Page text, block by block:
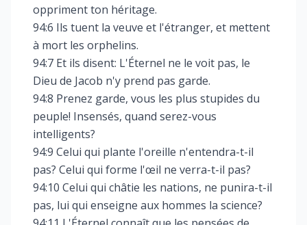
oppriment ton héritage.
94:6 Ils tuent la veuve et l'étranger, et mettent
à mort les orphelins.
94:7 Et ils disent: L'Éternel ne le voit pas, le
Dieu de Jacob n'y prend pas garde.
94:8 Prenez garde, vous les plus stupides du
peuple! Insensés, quand serez-vous
intelligents?
94:9 Celui qui plante l'oreille n'entendra-t-il
pas? Celui qui forme l'œil ne verra-t-il pas?
94:10 Celui qui châtie les nations, ne punira-t-il
pas, lui qui enseigne aux hommes la science?